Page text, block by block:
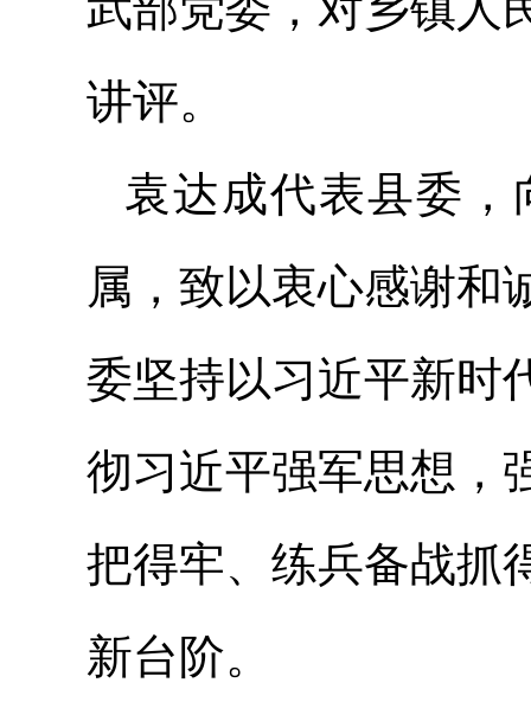
讲评。
袁达成代表县委
属，致以衷心感谢和
委坚持以习近平新时
彻习近平强军思想，
把得牢、练兵备战抓
新台阶。